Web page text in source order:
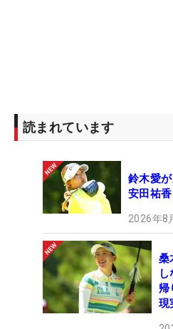
読まれています
鈴木愛
安田祐
2026年8
桑
帰
現